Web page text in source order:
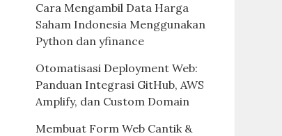
Cara Mengambil Data Harga
Saham Indonesia Menggunakan
Python dan yfinance
Otomatisasi Deployment Web:
Panduan Integrasi GitHub, AWS
Amplify, dan Custom Domain
Membuat Form Web Cantik &